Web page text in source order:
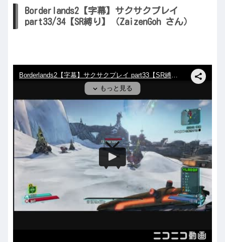
Borderlands2【字幕】サクサクプレイ
part33/34【SR縛り】（ZaizenGoh さん）